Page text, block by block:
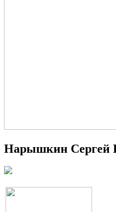
Нарышкин Сергей